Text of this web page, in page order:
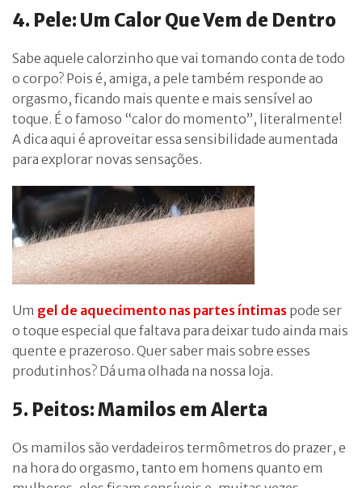
4. Pele: Um Calor Que Vem de Dentro
Sabe aquele calorzinho que vai tomando conta de todo
o corpo? Pois é, amiga, a pele também responde ao
orgasmo, ficando mais quente e mais sensível ao
toque. É o famoso “calor do momento”, literalmente!
A dica aqui é aproveitar essa sensibilidade aumentada
para explorar novas sensações.
Um gel de aquecimento nas partes íntimas pode ser
o toque especial que faltava para deixar tudo ainda mais
quente e prazeroso. Quer saber mais sobre esses
produtinhos? Dá uma olhada na nossa loja.
5. Peitos: Mamilos em Alerta
Os mamilos são verdadeiros termômetros do prazer, e
na hora do orgasmo, tanto em homens quanto em